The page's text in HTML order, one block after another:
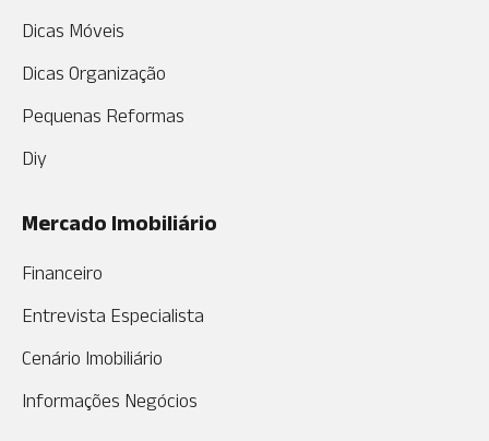
Dicas Móveis
Dicas Organização
Pequenas Reformas
Diy
Mercado Imobiliário
Financeiro
Entrevista Especialista
Cenário Imobiliário
Informações Negócios